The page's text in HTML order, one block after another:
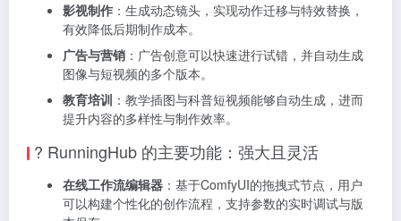
影视制作 ：生成动态镜头，实现动作迁移与特效替换，
有效降低后期制作成本。
广告与营销 ：广告创意可以快速进行试错，并自动生成
图像与短视频的多个版本。
教育培训 ：教学插图与科普短视频能够自动生成，进而
提升内容的多样性与制作效率。
? RunningHub 的主要功能：强大且灵活
在线工作流编辑器 ：基于ComfyUI的拖拽式节点，用户
可以构建个性化的创作流程，支持参数的实时调试与版